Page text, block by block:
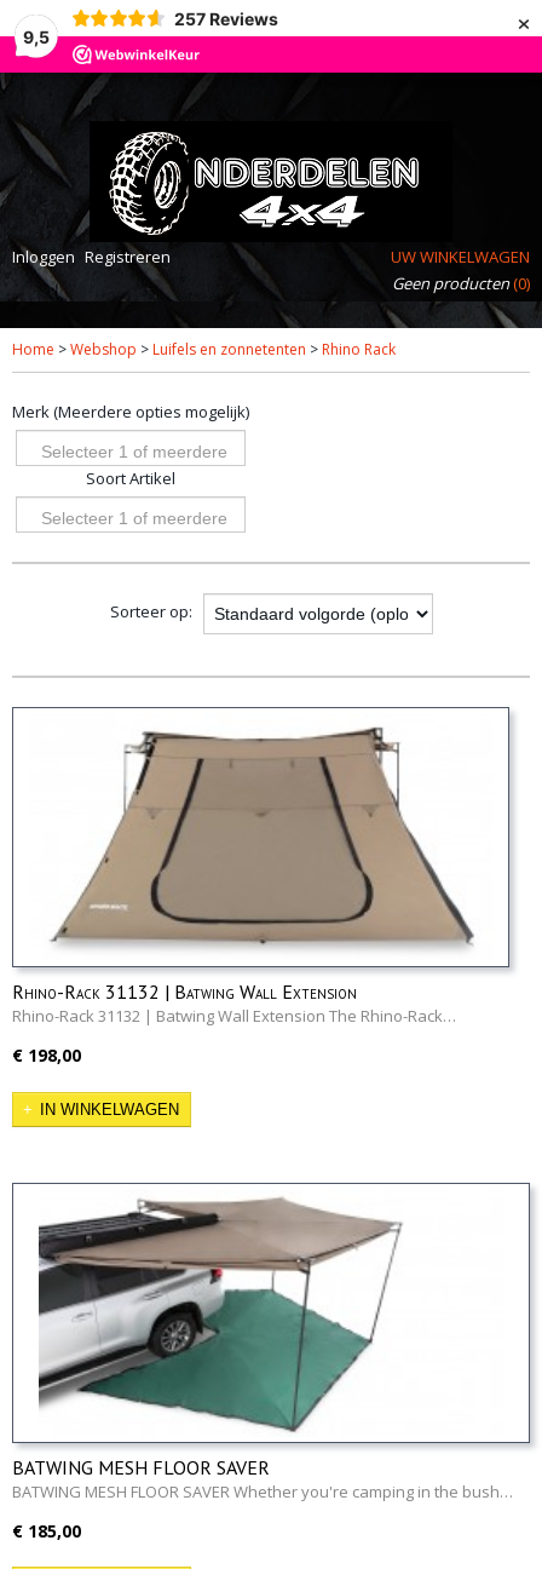
9,5
257 Reviews ×
Inloggen Registreren
UW WINKELWAGEN
Geen producten(0)
Home >Webshop > Luifels en zonnetenten > Rhino Rack
Merk (Meerdere opties mogelijk)
Selecteer 1 of meerdere
opties
Soort Artikel
Selecteer 1 of meerdere
Sorteer op:
Rhino-Rack 31132 | Batwing Wall Extension
Rhino-Rack 31132 | Batwing Wall Extension The Rhino-Rack…
€ 198,00
IN WINKELWAGEN
BATWING MESH FLOOR SAVER
BATWING MESH FLOOR SAVER Whether you're camping in the bush…
€ 185,00